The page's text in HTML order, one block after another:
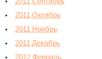
2011 Октябрь
2011 Ноябрь
2011 Декабрь
2012 Февраль